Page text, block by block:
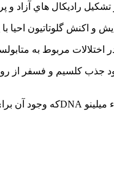
راديكال هاي آزاد
و اكنش گلوتاتيون احيا
اختلالات مربوط به
جذب كلسيم و فسفر از
DNAكه وجود آن